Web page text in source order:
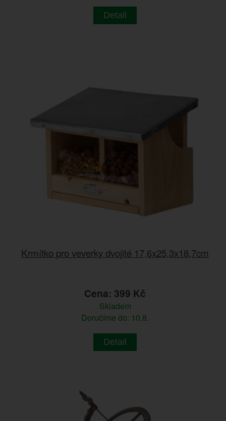
Detail
Krmítko pro veverky dvojité 17,6x25,3x18,7cm
Cena: 399 Kč
Skladem
Doručíme do: 10.8.
Detail